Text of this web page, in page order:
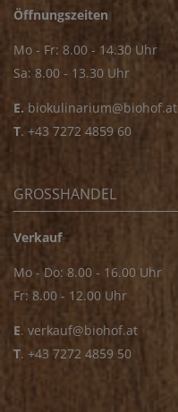
Öffnungszeiten
Mo - Fr: 8.00 - 14.30 Uhr
Sa: 8.00 - 13.30 Uhr
E. biokulinarium@biohof.at
T. +43 7272 4859 60
GROSSHANDEL
Verkauf
Mo - Do: 8.00 - 16.00 Uhr
Fr: 8.00 - 12.00 Uhr
E. verkauf@biohof.at
T. +43 7272 4859 50